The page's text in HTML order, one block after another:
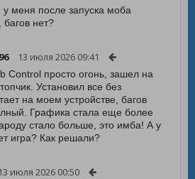
у меня после запуска моба
багов нет?
13 июля 2026 09:41
Control просто огонь, зашел на
Установил все без
на моем устройстве, багов
Графика стала еще более
стало больше, это имба! А у
игра? Как решали?
13 июля 2026 00:50